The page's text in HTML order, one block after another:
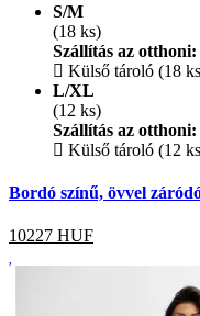
S/M
(18 ks)
Szállítás az otthoni:
Külső tároló (18
L/XL
(12 ks)
Szállítás az otthoni:
Külső tároló (12
Bordó színű, övvel
10227 HUF